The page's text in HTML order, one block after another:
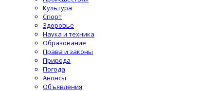
Культура
Спорт
Здоровье
Наука и техника
Образование
Права и законы
Природа
Погода
Анонсы
Объявления